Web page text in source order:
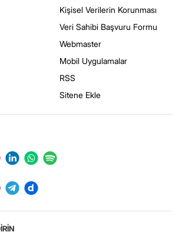
Kişisel Verilerin Korunması
Veri Sahibi Başvuru Formu
Webmaster
Mobil Uygulamalar
RSS
Sitene Ekle